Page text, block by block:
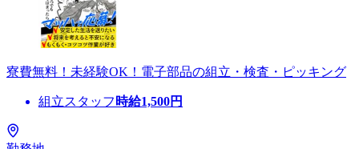
寮費無料！未経験OK！電子部品の組立・検査・ピッキング
組立スタッフ 時給1,500円